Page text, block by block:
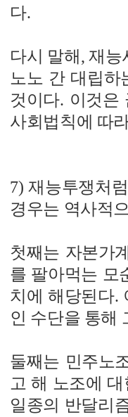
다.
다시 말해, 재
노노 간 대립하
것이다. 이것은
사회법칙에 따
7) 재능투쟁처
경우는 역사적
첫째는 자본가
를 팔아먹는 모
치에 해당된다.
인 수단을 통해
둘째는 민주노
고 해 노조에
일종의 반달리